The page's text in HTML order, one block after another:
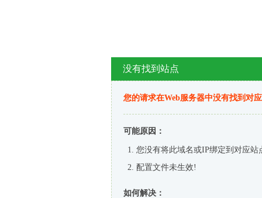
没有找到站点
您的请求在Web服务器中没有找到对
可能原因：
您没有将此域名或IP绑定到对应站
配置文件未生效!
如何解决：